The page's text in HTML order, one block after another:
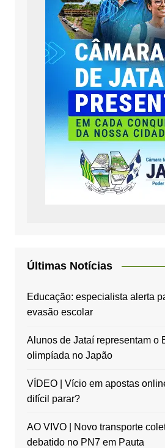
Últimas Notícias
Educação: especialista alerta
evasão escolar
Alunos de Jataí representam o
olimpíada no Japão
VÍDEO | Vício em apostas
difícil parar?
AO VIVO | Novo transporte
debatido no PN7 em Pauta